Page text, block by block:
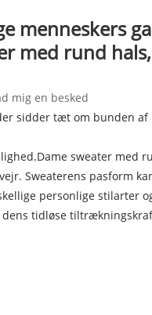
menneskers
med rund
mig en besked
tæt om bunden af
Dame sweater med
Sweaterens pasform
personlige stilarter
tidløse